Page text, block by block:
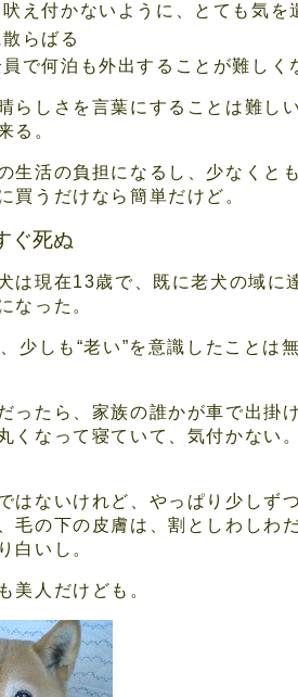
え付かないように、とても気を
らばる
で何泊も外出することが難しく
らしさを言葉にすることは難し
る。
生活の負担になるし、少なくと
買うだけなら簡単だけど。
ぐ死ぬ
は現在13歳で、既に老犬の域
なった。
少しも“老い”を意識したことは
ったら、家族の誰かが車で出掛
くなって寝ていて、気付かない
はないけれど、やっぱり少しず
毛の下の皮膚は、割としわしわ
白いし。
美人だけども。